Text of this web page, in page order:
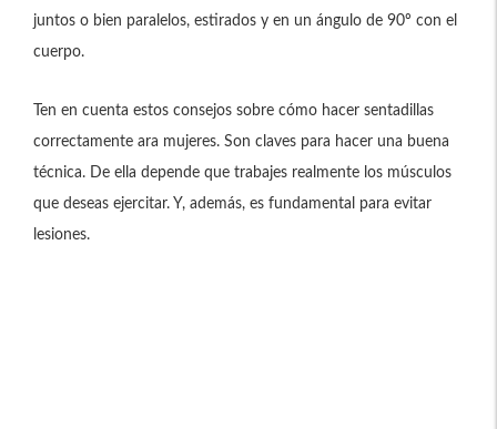
juntos o bien paralelos, estirados y en un ángulo de 90º con el
cuerpo.
Ten en cuenta estos consejos sobre cómo hacer sentadillas
correctamente ara mujeres. Son claves para hacer una buena
técnica. De ella depende que trabajes realmente los músculos
que deseas ejercitar. Y, además, es fundamental para evitar
lesiones.